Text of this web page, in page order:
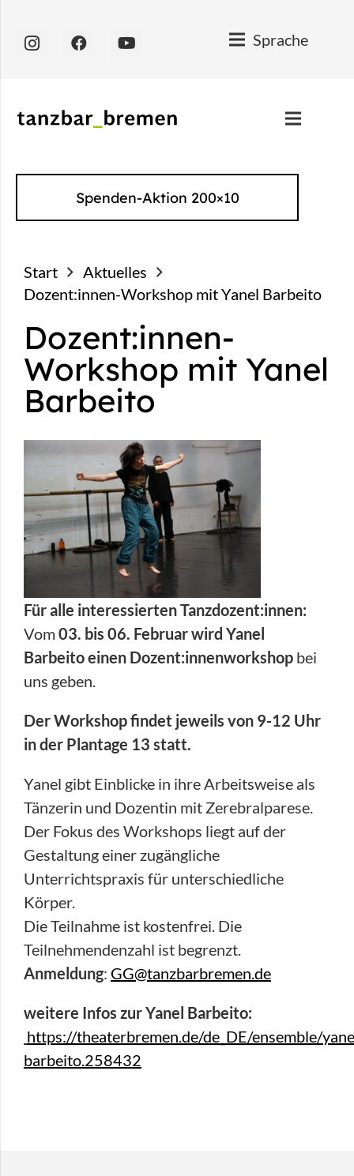
Sprache
Spenden-Aktion 200×10
Start
Aktuelles
Dozent:innen-Workshop mit Yanel Barbeito
Dozent:innen-
Workshop mit Yanel
Barbeito
Für alle interessierten Tanzdozent:innen:
Vom03. bis 06. Februar wird Yanel
Barbeito einen Dozent:innenworkshop bei
uns geben.
Der Workshop findet jeweils von 9-12 Uhr
in der Plantage 13 statt.
Yanel gibt Einblicke in ihre Arbeitsweise als
Tänzerin und Dozentin mit Zerebralparese.
Der Fokus des Workshops liegt auf der
Gestaltung einer zugängliche
Unterrichtspraxis für unterschiedliche
Körper.
Die Teilnahme ist kostenfrei. Die
Teilnehmendenzahl ist begrenzt.
Anmeldung: GG@tanzbarbremen.de
weitere Infos zur Yanel Barbeito:
https://theaterbremen.de/de_DE/ensemble/
barbeito.258432